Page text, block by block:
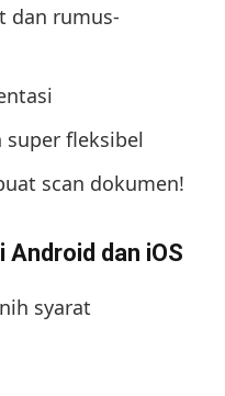
dan rumus-
fleksibel
scan dokumen!
Android dan iOS
syarat